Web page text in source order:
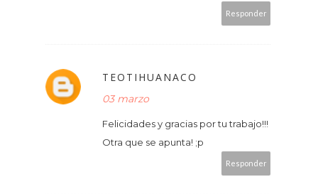
Responder
TEOTIHUANACO
03 marzo
Felicidades y gracias por tu trabajo!!!
Otra que se apunta! ;p
Responder